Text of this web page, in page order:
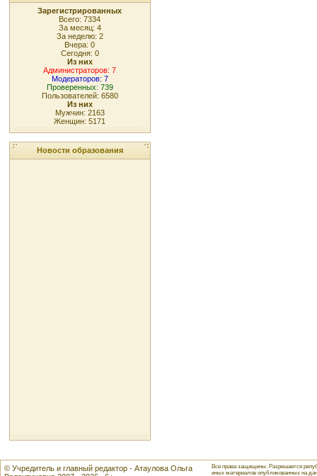
Зарегистрированных
Всего: 7334
За месяц: 4
За неделю: 2
Вчера: 0
Сегодня: 0
Из них
Администраторов: 7
Модераторов: 7
Проверенных: 739
Пользователей: 6580
Из них
Мужчин: 2163
Женщин: 5171
Новости образования
© Учредитель и главный редактор - Атаулова Ольга
Все права защищены. Разрешается
иных материалов опубликованных на